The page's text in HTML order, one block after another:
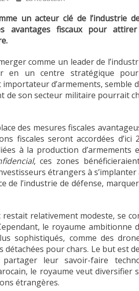
un acteur clé de l’industrie
avantages fiscaux pour
comme un leader de
en un centre stratégique
d’armements, semble
de son secteur militaire pourrait
des mesures fiscales
fiscales seront accordées d’ici
à la production d’armements
, ces zones
étrangers à s’implanter
de l’industrie de défense,
restait relativement modeste, se
le royaume ambitionne
sophistiqués, comme des
pour chars. Le but est
leur savoir-faire
le royaume veut diversifier
étrangères.